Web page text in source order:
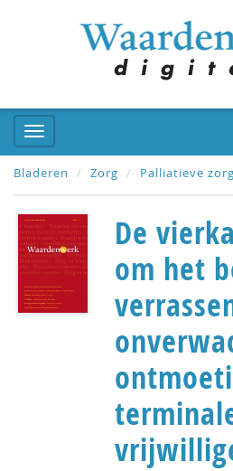
Bladeren Zorg Palliatieve zorg
De
om het